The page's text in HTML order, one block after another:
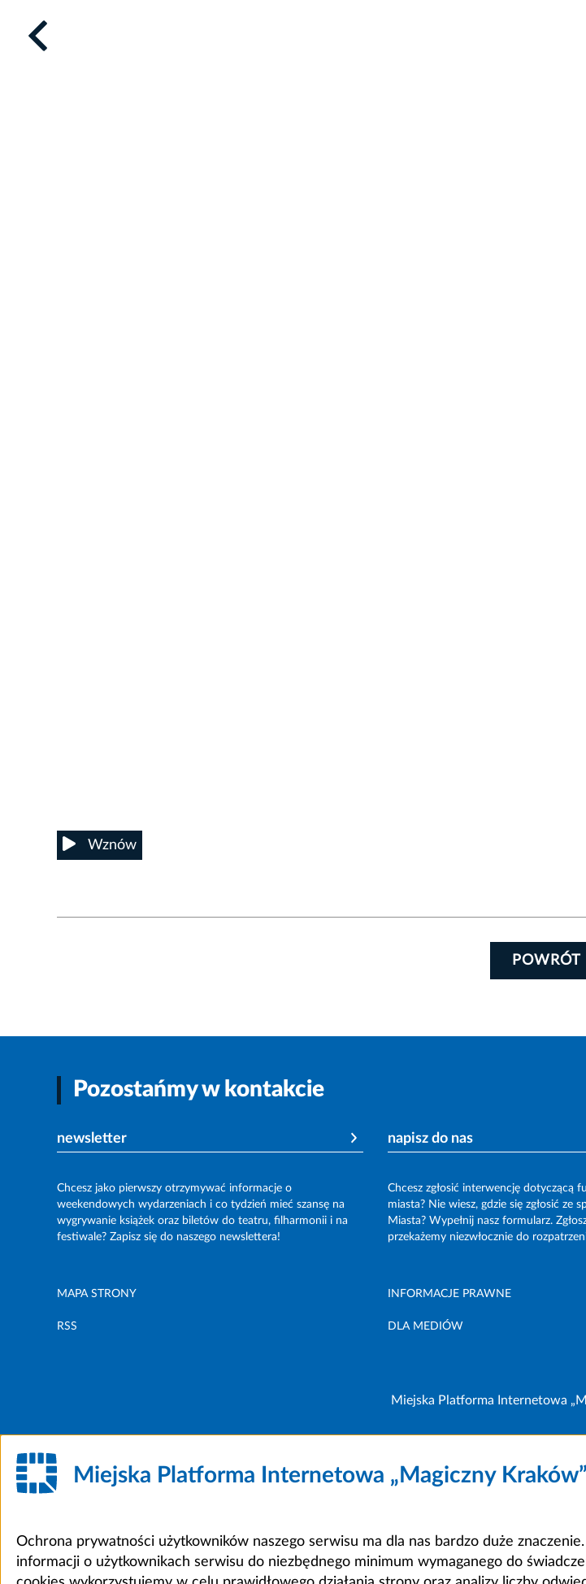
Wznów
POWRÓT
Pozostańmy w kontakcie
newsletter
Chcesz jako pierwszy otrzymywać informacje o
weekendowych wydarzeniach i co tydzień mieć szansę na
wygrywanie książek oraz biletów do teatru, filharmonii i na
festiwale? Zapisz się do naszego newslettera!
napisz do nas
Chcesz zgłosić interwencję dotyczącą
miasta? Nie wiesz, gdzie się zgłosić ze
Miasta? Wypełnij nasz formularz.
przekażemy niezwłocznie do
MAPA STRONY INFORMACJE PRAWNE
RSS DLA MEDIÓW
Miejska Platforma Internetowa
Miejska Platforma Internetowa „Magiczny Kraków”
Ochrona prywatności użytkowników naszego serwisu ma dla nas bardzo duże
informacji o użytkownikach serwisu do niezbędnego minimum wymaganego do